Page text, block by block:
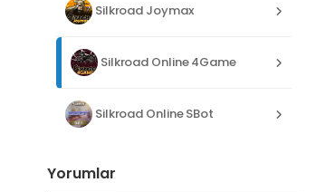
Silkroad Joymax
Silkroad Online 4Game
Silkroad Online SBot
Yorumlar